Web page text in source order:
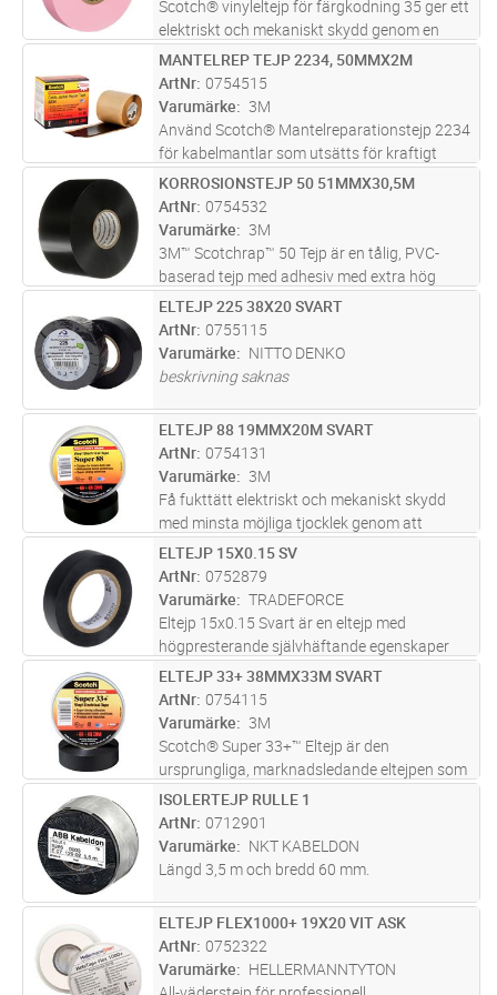
Scotch® vinyleltejp för färgkodning 35 ger ett
elektriskt och mekaniskt skydd genom en
kombination av ett aggressivt, tryckkänsligt
fästämne av gummiharts och en elastisk
PVC-baksida. Denna tejp är f
ST Lägg i kundvagn
MANTELREP TEJP 2234, 50MMX2M
ArtNr 0754515
Varumärke
3M
Använd Scotch® Mantelreparationstejp 2234
för kabelmantlar som utsätts för kraftigt
slitage. Denna 2234-tejp är flexibel och
självreparerande, samtidigt som den har god
fuktbeständighet. Den har ett
ST Lägg i kundvagn
KORROSIONSTEJP 50 51MMX30,5M
ArtNr 0754532
Varumärke
3M
3M™ Scotchrap™ 50 Tejp är en tålig, PVC-
baserad tejp med adhesiv med extra hög
häftförmåga som utformats för att motstå
korrosion av metallrör ovan och under jord,
anslutningar och fogar på alla fabr
ST Lägg i kundvagn
ELTEJP 225 38X20 SVART
ArtNr 0755115
Varumärke
NITTO DENKO
beskrivning saknas
ST Lägg i kundvagn
ELTEJP 88 19MMX20M SVART
ArtNr 0754131
Varumärke
3M
Få fukttätt elektriskt och mekaniskt skydd
med minsta möjliga tjocklek genom att
använda Scotch® Super 88 Eltejp. Denna UL-,
CSA- och VDA-godkända tejp kombinerar ett
elastiskt ryggmaterial och ett a
ST Lägg i kundvagn
ELTEJP 15X0.15 SV
ArtNr 0752879
Varumärke
TRADEFORCE
Eltejp 15x0.15 Svart är en eltejp med
högpresterande självhäftande egenskaper
och flamskydd, vilket gör den säker och
pålitlig för elektriska installationer.
ST Lägg i kundvagn
ELTEJP 33+ 38MMX33M SVART
ArtNr 0754115
Varumärke
3M
Scotch® Super 33+™ Eltejp är den
ursprungliga, marknadsledande eltejpen som
är utformad för primär elektrisk isolering för
alla lednings- och kabelskarvar som klassats
upp till 600 V och 105°C. Denna
ST Lägg i kundvagn
ISOLERTEJP RULLE 1
ArtNr 0712901
Varumärke
NKT KABELDON
Längd 3,5 m och bredd 60 mm.
ST Lägg i kundvagn
ELTEJP FLEX1000+ 19X20 VIT ASK
ArtNr 0752322
Varumärke
HELLERMANNTYTON